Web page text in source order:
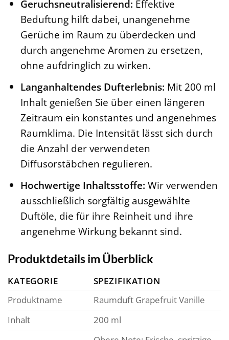
Geruchsneutralisierend: Effektive
Beduftung hilft dabei, unangenehme
Gerüche im Raum zu überdecken und
durch angenehme Aromen zu ersetzen,
ohne aufdringlich zu wirken.
Langanhaltendes Dufterlebnis: Mit 200 ml
Inhalt genießen Sie über einen längeren
Zeitraum ein konstantes und angenehmes
Raumklima. Die Intensität lässt sich durch
die Anzahl der verwendeten
Diffusorstäbchen regulieren.
Hochwertige Inhaltsstoffe: Wir verwenden
ausschließlich sorgfältig ausgewählte
Duftöle, die für ihre Reinheit und ihre
angenehme Wirkung bekannt sind.
Produktdetails im Überblick
KATEGORIE
SPEZIFIKATION
Produktname
Raumduft Grapefruit Vanille
Inhalt
200 ml